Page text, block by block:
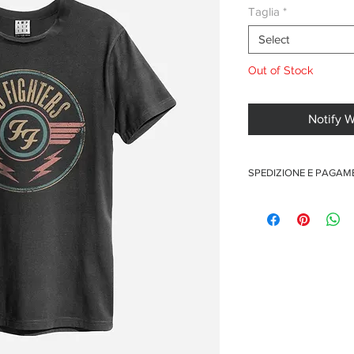
Taglia *
Select
Out of Stock
Notify
SPEDIZIONE E
Pagamenti sicuri con